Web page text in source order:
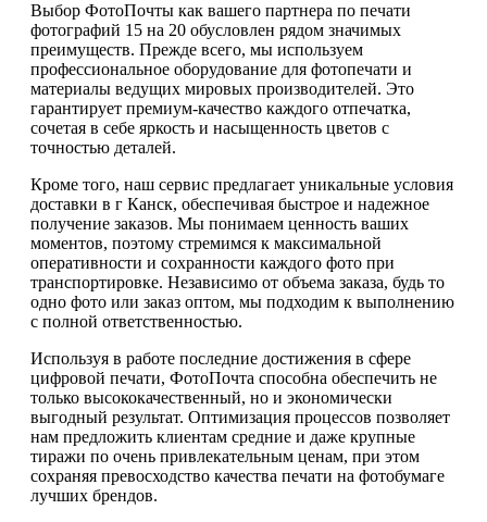
Выбор ФотоПочты как вашего партнера по печати
фотографий 15 на 20 обусловлен рядом значимых
преимуществ. Прежде всего, мы используем
профессиональное оборудование для фотопечати и
материалы ведущих мировых производителей. Это
гарантирует премиум-качество каждого отпечатка,
сочетая в себе яркость и насыщенность цветов с
точностью деталей.
Кроме того, наш сервис предлагает уникальные условия
доставки в г Канск, обеспечивая быстрое и надежное
получение заказов. Мы понимаем ценность ваших
моментов, поэтому стремимся к максимальной
оперативности и сохранности каждого фото при
транспортировке. Независимо от объема заказа, будь то
одно фото или заказ оптом, мы подходим к выполнению
с полной ответственностью.
Используя в работе последние достижения в сфере
цифровой печати, ФотоПочта способна обеспечить не
только высококачественный, но и экономически
выгодный результат. Оптимизация процессов позволяет
нам предложить клиентам средние и даже крупные
тиражи по очень привлекательным ценам, при этом
сохраняя превосходство качества печати на фотобумаге
лучших брендов.